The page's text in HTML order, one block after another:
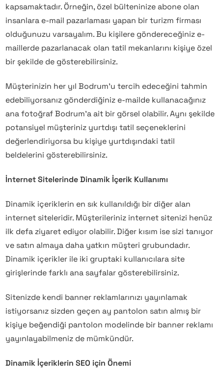
kapsamaktadır. Örneğin, özel bülteninize abone olan
insanlara e-mail pazarlaması yapan bir turizm firması
olduğunuzu varsayalım. Bu kişilere göndereceğiniz e-
maillerde pazarlanacak olan tatil mekanlarını kişiye özel
bir şekilde de gösterebilirsiniz.
Müşterinizin her yıl Bodrum’u tercih edeceğini tahmin
edebiliyorsanız gönderdiğiniz e-mailde kullanacağınız
ana fotoğraf Bodrum’a ait bir görsel olabilir. Aynı şekilde
potansiyel müşteriniz yurtdışı tatil seçeneklerini
değerlendiriyorsa bu kişiye yurtdışındaki tatil
beldelerini gösterebilirsiniz.
İnternet Sitelerinde Dinamik İçerik Kullanımı
Dinamik içeriklerin en sık kullanıldığı bir diğer alan
internet siteleridir. Müşterileriniz internet sitenizi henüz
ilk defa ziyaret ediyor olabilir. Diğer kısım ise sizi tanıyor
ve satın almaya daha yatkın müşteri grubundadır.
Dinamik içerikler ile iki gruptaki kullanıcılara site
girişlerinde farklı ana sayfalar gösterebilirsiniz.
Sitenizde kendi banner reklamlarınızı yayınlamak
istiyorsanız sizden geçen ay pantolon satın almış bir
kişiye beğendiği pantolon modelinde bir banner reklamı
yayınlayabilmeniz de mümkündür.
Dinamik İçeriklerin SEO için Önemi